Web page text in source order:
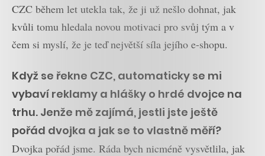
CZC během let utekla tak, že ji už nešlo dohnat, jak
kvůli tomu hledala novou motivaci pro svůj tým a v
čem si myslí, že je teď největší síla jejího e-shopu.
Když se řekne CZC, automaticky se mi
vybaví reklamy a hlášky o hrdé dvojce na
trhu. Jenže mě zajímá, jestli jste ještě
pořád dvojka a jak se to vlastně měří?
Dvojka pořád jsme. Ráda bych nicméně vysvětlila, jak